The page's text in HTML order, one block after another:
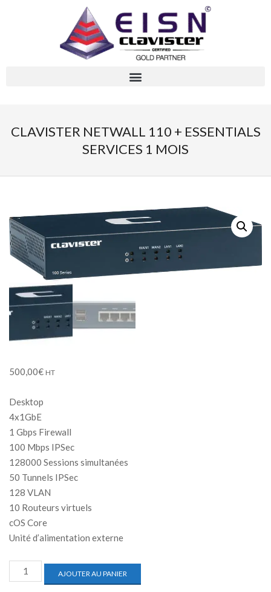
CLAVISTER NETWALL 110 + ESSENTIALS
SERVICES 1 MOIS
500,00€ HT
Desktop
4x1GbE
1 Gbps Firewall
100 Mbps IPSec
128000 Sessions simultanées
50 Tunnels IPSec
128 VLAN
10 Routeurs virtuels
cOS Core
Unité d’alimentation externe
AJOUTER AU PANIER